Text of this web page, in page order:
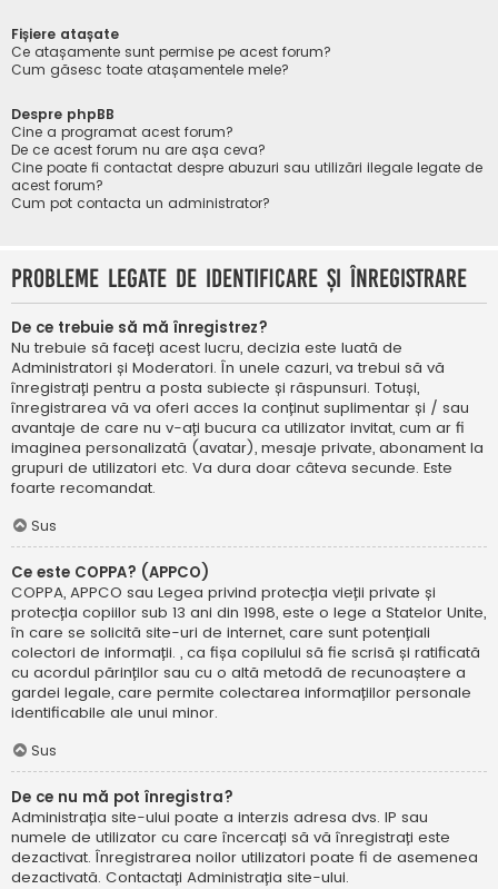
Fișiere atașate
Ce atașamente sunt permise pe acest forum?
Cum găsesc toate atașamentele mele?
Despre phpBB
Cine a programat acest forum?
De ce acest forum nu are așa ceva?
Cine poate fi contactat despre abuzuri sau utilizări ilegale legate de
acest forum?
Cum pot contacta un administrator?
Probleme legate de identificare și înregistrare
De ce trebuie să mă înregistrez?
Nu trebuie să faceți acest lucru, decizia este luată de
Administratori și Moderatori. În unele cazuri, va trebui să vă
înregistrați pentru a posta subiecte și răspunsuri. Totuși,
înregistrarea vă va oferi acces la conținut suplimentar și / sau
avantaje de care nu v-ați bucura ca utilizator invitat, cum ar fi
imaginea personalizată (avatar), mesaje private, abonament la
grupuri de utilizatori etc. Va dura doar câteva secunde. Este
foarte recomandat.
Sus
Ce este COPPA? (APPCO)
COPPA, APPCO sau Legea privind protecția vieții private și
protecția copiilor sub 13 ani din 1998, este o lege a Statelor Unite,
în care se solicită site-uri de internet, care sunt potențiali
colectori de informații. , ca fișa copilului să fie scrisă și ratificată
cu acordul părinților sau cu o altă metodă de recunoaștere a
gardei legale, care permite colectarea informațiilor personale
identificabile ale unui minor.
Sus
De ce nu mă pot înregistra?
Administrația site-ului poate a interzis adresa dvs. IP sau
numele de utilizator cu care încercați să vă înregistrați este
dezactivat. Înregistrarea noilor utilizatori poate fi de asemenea
dezactivată. Contactați Administrația site-ului.